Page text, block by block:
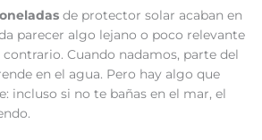
de protector solar acaban en
parecer algo lejano o poco relevante
Cuando nadamos, parte del
en el agua. Pero hay algo que
incluso si no te bañas en el mar, el